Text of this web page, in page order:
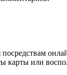
карты или